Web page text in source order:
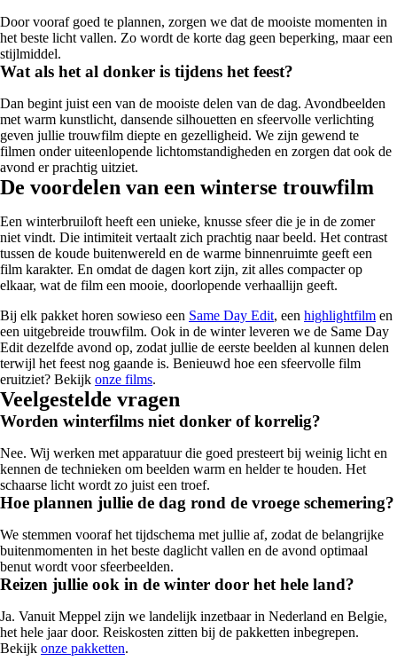
Door vooraf goed te plannen, zorgen we dat de mooiste momenten in
het beste licht vallen. Zo wordt de korte dag geen beperking, maar een
stijlmiddel.
Wat als het al donker is tijdens het feest?
Dan begint juist een van de mooiste delen van de dag. Avondbeelden
met warm kunstlicht, dansende silhouetten en sfeervolle verlichting
geven jullie trouwfilm diepte en gezelligheid. We zijn gewend te
filmen onder uiteenlopende lichtomstandigheden en zorgen dat ook de
avond er prachtig uitziet.
De voordelen van een winterse trouwfilm
Een winterbruiloft heeft een unieke, knusse sfeer die je in de zomer
niet vindt. Die intimiteit vertaalt zich prachtig naar beeld. Het contrast
tussen de koude buitenwereld en de warme binnenruimte geeft een
film karakter. En omdat de dagen kort zijn, zit alles compacter op
elkaar, wat de film een mooie, doorlopende verhaallijn geeft.
Bij elk pakket horen sowieso een Same Day Edit, een highlightfilm en
een uitgebreide trouwfilm. Ook in de winter leveren we de Same Day
Edit dezelfde avond op, zodat jullie de eerste beelden al kunnen delen
terwijl het feest nog gaande is. Benieuwd hoe een sfeervolle film
eruitziet? Bekijk onze films.
Veelgestelde vragen
Worden winterfilms niet donker of korrelig?
Nee. Wij werken met apparatuur die goed presteert bij weinig licht en
kennen de technieken om beelden warm en helder te houden. Het
schaarse licht wordt zo juist een troef.
Hoe plannen jullie de dag rond de vroege schemering?
We stemmen vooraf het tijdschema met jullie af, zodat de belangrijke
buitenmomenten in het beste daglicht vallen en de avond optimaal
benut wordt voor sfeerbeelden.
Reizen jullie ook in de winter door het hele land?
Ja. Vanuit Meppel zijn we landelijk inzetbaar in Nederland en Belgie,
het hele jaar door. Reiskosten zitten bij de pakketten inbegrepen.
Bekijk onze pakketten.